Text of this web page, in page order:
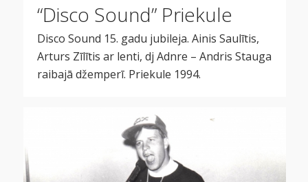
“Disco Sound” Priekule
Disco Sound 15. gadu jubileja. Ainis Saulītis,
Arturs Zīlītis ar lenti, dj Adnre – Andris Stauga
raibajā džemperī. Priekule 1994.